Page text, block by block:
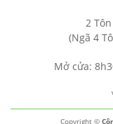
2
(Ngã 4
Mở cửa:
Copyright ©